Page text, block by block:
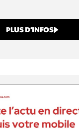
PLUS D’INFOS